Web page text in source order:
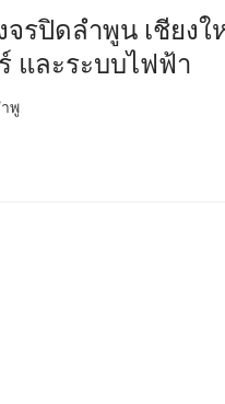
จรปิดลำพูน เชียง
และระบบไฟฟ้า
พู